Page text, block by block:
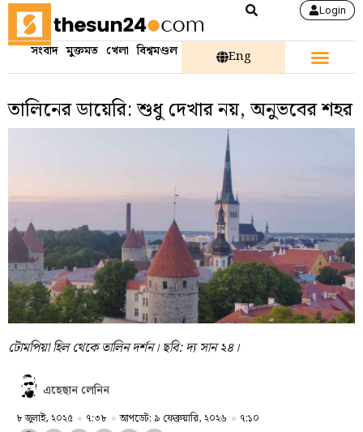
Login
সংবাদ মুক্তমত খেলা বিশ্বমণ্ডল Eng
তালিনের ডায়েরি: শুধু দেখার নয়, অনুভবের শহর
টোমপিয়া হিল থেকে তালিন দর্শন। ছবি: দ্য সান ২৪।
এহেছান লেনিন
৮ জুলাই, ২০২৫ ৭:৩৮ আপডেট: ৯ ফেব্রুয়ারি, ২০২৬ ৭:১০